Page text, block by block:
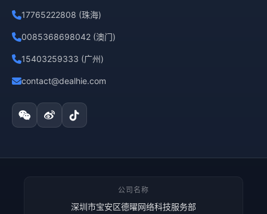
17765222808 (珠海)
0085368698042 (澳门)
15403259333 (广州)
contact@dealhie.com
公司名称
深圳市宝安区德曜网络科技服务部